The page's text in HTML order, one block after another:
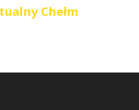
Chełm